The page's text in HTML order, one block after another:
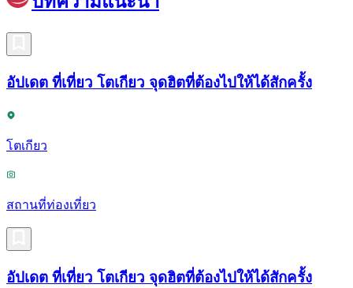
อัปเดต ที่เที่ยว โตเกียว จุดฮิตที่ต้องไปให้ได้สักครั้ง
โตเกียว
สถานที่ท่องเที่ยว
อัปเดต ที่เที่ยว โตเกียว จุดฮิตที่ต้องไปให้ได้สักครั้ง